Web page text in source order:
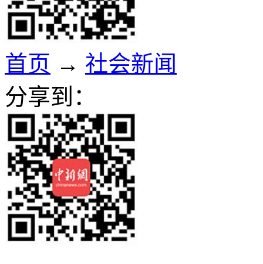
首页 → 社会新闻
分享到：